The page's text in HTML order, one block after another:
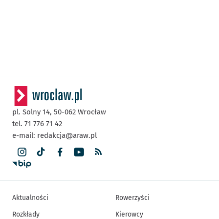
pl. Solny 14, 50-062 Wrocław
tel. 71 776 71 42
e-mail: redakcja@araw.pl
Aktualności
Rozkłady
Rowerzyści
Kierowcy